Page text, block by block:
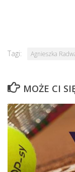
Tagi: Agnieszka
MOŻE CI